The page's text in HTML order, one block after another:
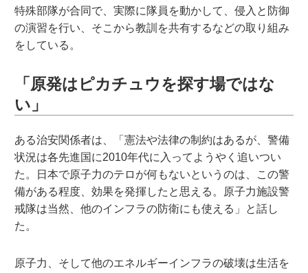
特殊部隊が合同で、実際に隊員を動かして、侵入と防御
の演習を行い、そこから教訓を共有するなどの取り組み
をしている。
「原発はピカチュウを探す場ではな
い」
ある治安関係者は、「憲法や法律の制約はあるが、警備
状況は各先進国に2010年代に入ってようやく追いつい
た。日本で原子力のテロが何もないというのは、この警
備がある程度、効果を発揮したと思える。原子力施設警
戒隊は当然、他のインフラの防衛にも使える」と話し
た。
原子力、そして他のエネルギーインフラの破壊は生活を